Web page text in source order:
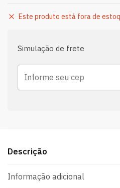
Este produto está fora de
Simulação de frete
Descrição
Informação adicional